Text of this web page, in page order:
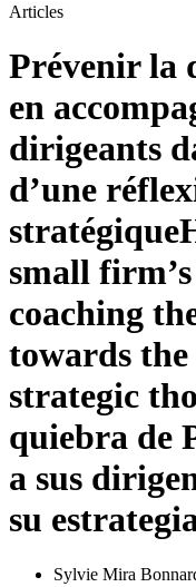
Articles
Prévenir la
en
dirigeants
d’une
stratégique
small
coaching
towards the
strategic
quiebra de
a sus
su
Sylvie Mira